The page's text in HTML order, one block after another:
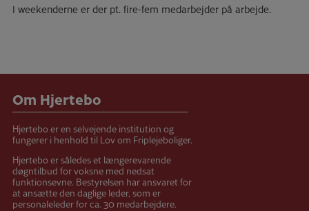
I weekenderne er der pt. fire-fem medarbejder på arbejde.
Om Hjertebo
Hjertebo er en selvejende institution og
fungerer i henhold til Lov om Friplejeboliger.
Hjertebo er således et længerevarende
døgntilbud for voksne med nedsat
funktionsevne. Bestyrelsen har ansvaret for
at ansætte den daglige leder, som er
personaleleder for ca. 30 medarbejdere.